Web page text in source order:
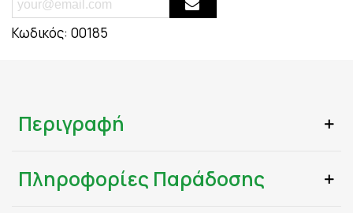
Κωδικός: 00185
Περιγραφή
Πληροφορίες Παράδοσης